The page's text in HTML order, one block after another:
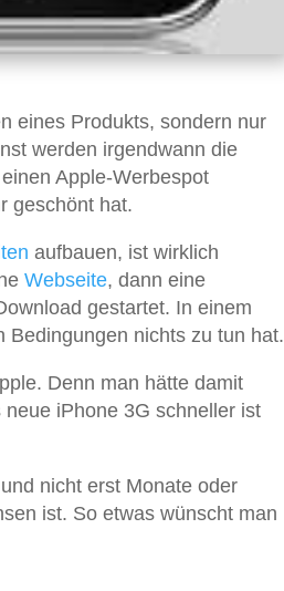
eines Produkts, sondern nur
werden irgendwann die
Apple-Werbespot
geschönt hat.
aufbauen, ist wirklich
Webseite, dann eine
gestartet. In einem
Bedingungen nichts zu tun hat.
Denn man hätte damit
iPhone 3G schneller ist
nicht erst Monate oder
ist. So etwas wünscht man